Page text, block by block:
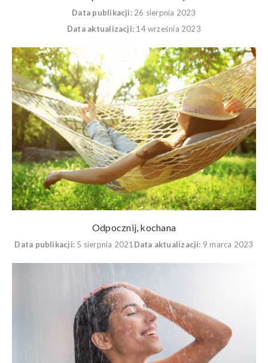
Data publikacji: 26 sierpnia 2023
Data aktualizacji: 14 września 2023
Odpocznij, kochana
Data publikacji: 5 sierpnia 2021Data aktualizacji: 9 marca 2023